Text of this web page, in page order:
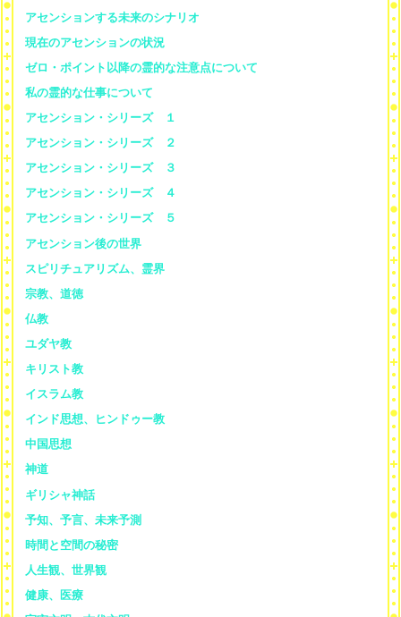
アセンションする未来のシナリオ
現在のアセンションの状況
ゼロ・ポイント以降の霊的な注意点について
私の霊的な仕事について
アセンション・シリーズ １
アセンション・シリーズ ２
アセンション・シリーズ ３
アセンション・シリーズ ４
アセンション・シリーズ ５
アセンション後の世界
スピリチュアリズム、霊界
宗教、道徳
仏教
ユダヤ教
キリスト教
イスラム教
インド思想、ヒンドゥー教
中国思想
神道
ギリシャ神話
予知、予言、未来予測
時間と空間の秘密
人生観、世界観
健康、医療